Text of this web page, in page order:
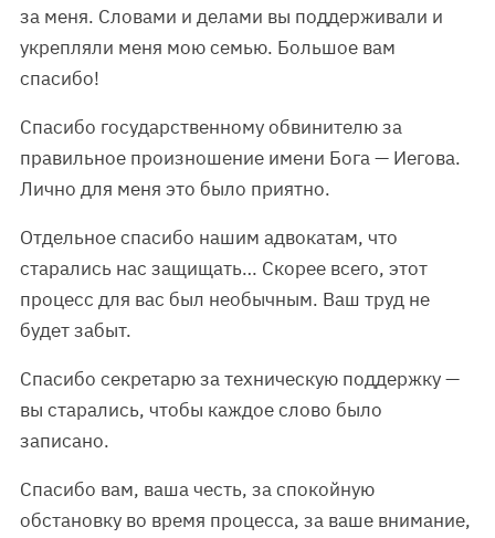
за меня. Словами и делами вы поддерживали и
укрепляли меня мою семью. Большое вам
спасибо!
Спасибо государственному обвинителю за
правильное произношение имени Бога — Иегова.
Лично для меня это было приятно.
Отдельное спасибо нашим адвокатам, что
старались нас защищать… Скорее всего, этот
процесс для вас был необычным. Ваш труд не
будет забыт.
Спасибо секретарю за техническую поддержку —
вы старались, чтобы каждое слово было
записано.
Спасибо вам, ваша честь, за спокойную
обстановку во время процесса, за ваше внимание,